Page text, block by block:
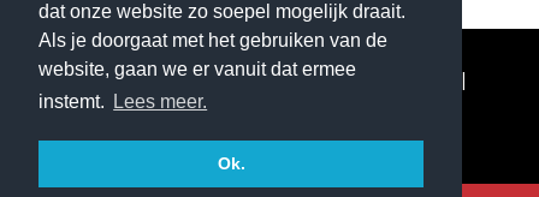
dat onze website zo soepel mogelijk draait.
Als je doorgaat met het gebruiken van de
website, gaan we er vanuit dat ermee
instemt.
Lees meer.
Ok.
© Copyright Waterschade112 - Landelijke dekking|
Website gemaakt door